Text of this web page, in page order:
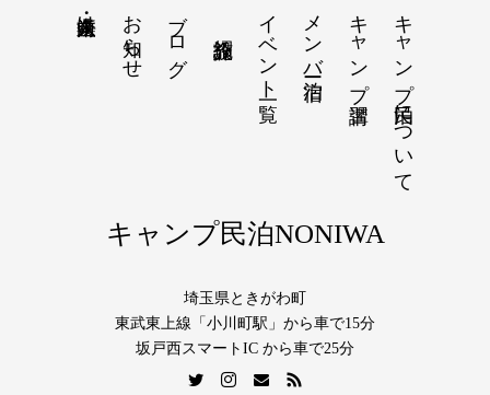
キャンプ民泊について
キャンプ講習
メンバー宿泊
イベント一覧
ブログ
お知らせ
法人・企業向け
キャンプ民泊NONIWA
埼玉県ときがわ町
東武東上線「小川町駅」から車で15分
坂戸西スマートIC から車で25分